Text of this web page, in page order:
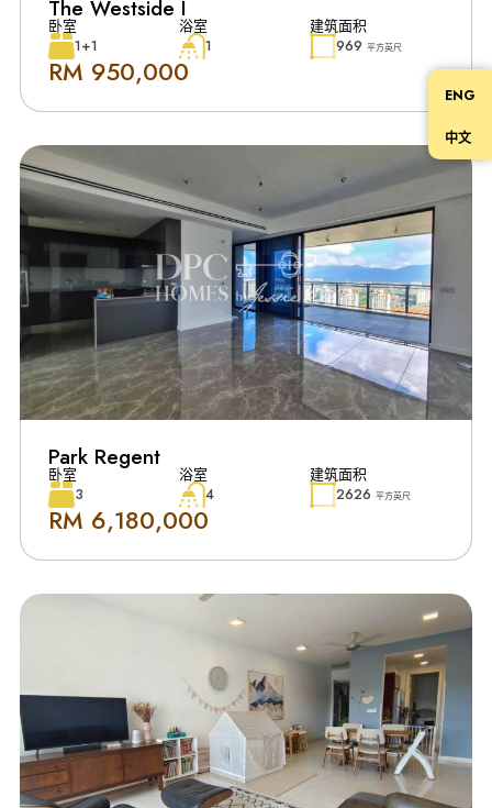
The Westside I
卧室
1+1
浴室
1
建筑面积
969 平方英尺
RM 950,000
Park Regent
卧室
3
浴室
4
建筑面积
2626 平方英尺
RM 6,180,000
ENG
中文